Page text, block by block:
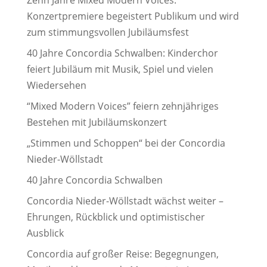
Konzertpremiere begeistert Publikum und wird
zum stimmungsvollen Jubiläumsfest
40 Jahre Concordia Schwalben: Kinderchor
feiert Jubiläum mit Musik, Spiel und vielen
Wiedersehen
“Mixed Modern Voices” feiern zehnjähriges
Bestehen mit Jubiläumskonzert
„Stimmen und Schoppen“ bei der Concordia
Nieder-Wöllstadt
40 Jahre Concordia Schwalben
Concordia Nieder-Wöllstadt wächst weiter –
Ehrungen, Rückblick und optimistischer
Ausblick
Concordia auf großer Reise: Begegnungen,